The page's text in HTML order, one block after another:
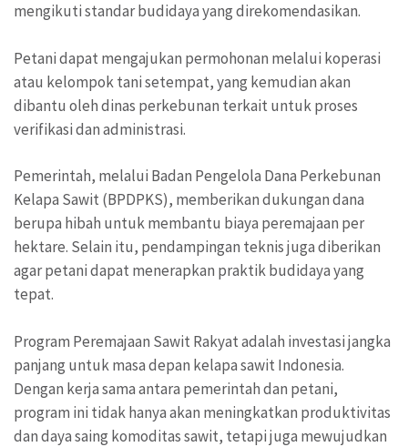
mengikuti standar budidaya yang direkomendasikan.
Petani dapat mengajukan permohonan melalui koperasi
atau kelompok tani setempat, yang kemudian akan
dibantu oleh dinas perkebunan terkait untuk proses
verifikasi dan administrasi.
Pemerintah, melalui Badan Pengelola Dana Perkebunan
Kelapa Sawit (BPDPKS), memberikan dukungan dana
berupa hibah untuk membantu biaya peremajaan per
hektare. Selain itu, pendampingan teknis juga diberikan
agar petani dapat menerapkan praktik budidaya yang
tepat.
Program Peremajaan Sawit Rakyat adalah investasi jangka
panjang untuk masa depan kelapa sawit Indonesia.
Dengan kerja sama antara pemerintah dan petani,
program ini tidak hanya akan meningkatkan produktivitas
dan daya saing komoditas sawit, tetapi juga mewujudkan